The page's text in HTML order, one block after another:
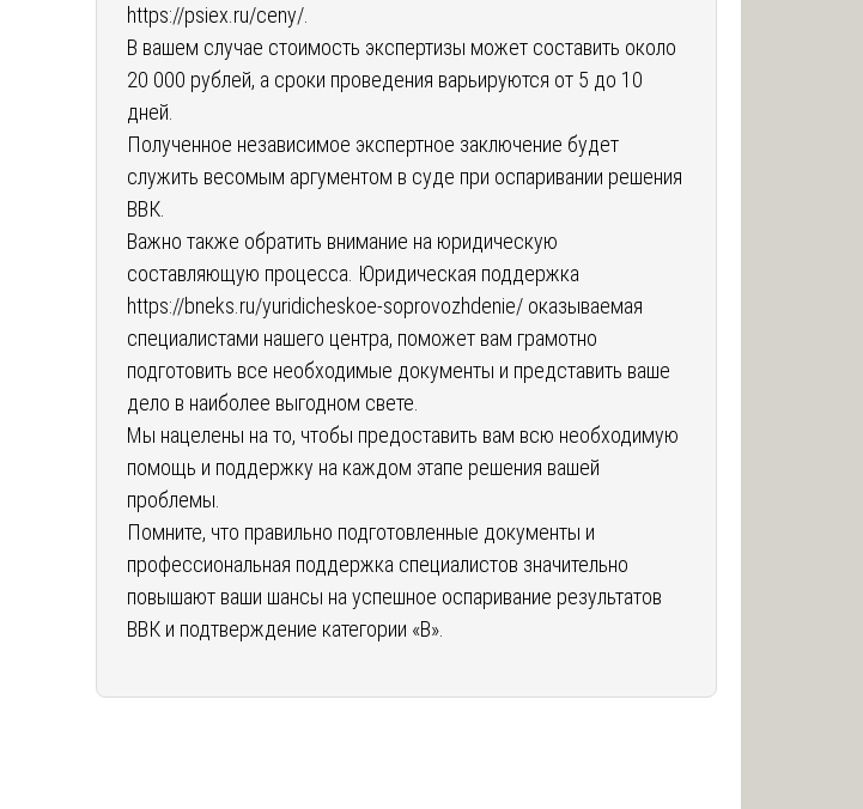
https://psiex.ru/ceny/
В вашем случае стоимость экспертизы может составить около
20 000 рублей, а сроки проведения варьируются от 5 до 10
дней.
Полученное независимое экспертное заключение будет
служить весомым аргументом в суде при оспаривании решения
ВВК.
Важно также обратить внимание на юридическую
составляющую процесса. Юридическая поддержка
https://bneks.ru/yuridicheskoe-soprovozhdenie/ оказываемая
специалистами нашего центра, поможет вам грамотно
подготовить все необходимые документы и представить ваше
дело в наиболее выгодном свете.
Мы нацелены на то, чтобы предоставить вам всю необходимую
помощь и поддержку на каждом этапе решения вашей
проблемы.
Помните, что правильно подготовленные документы и
профессиональная поддержка специалистов значительно
повышают ваши шансы на успешное оспаривание результатов
ВВК и подтверждение категории «В».